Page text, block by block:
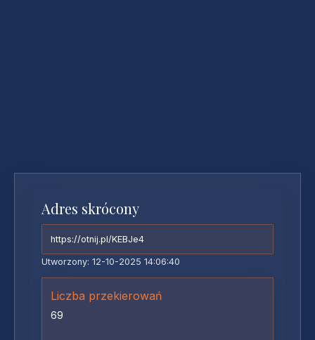
Adres skrócony
https://otnij.pl/KEBJe4
Utworzony: 12-10-2025 14:06:40
Liczba przekierowań
69